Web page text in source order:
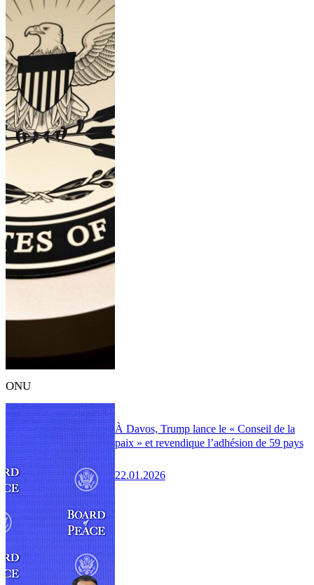
ONU
À Davos, Trump lance le « Conseil de la
paix » et revendique l’adhésion de 59 pays
22.01.2026